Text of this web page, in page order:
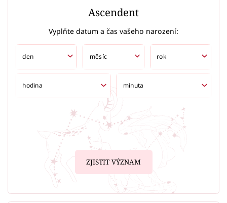
Ascendent
Vyplňte datum a čas vašeho narození:
ZJISTIT VÝZNAM